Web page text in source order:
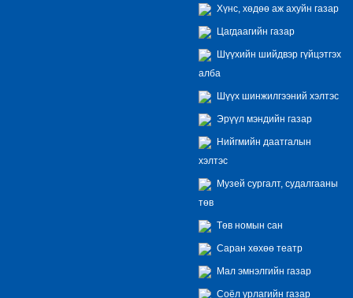
Хүнс, хөдөө аж ахуйн газар
Цагдаагийн газар
Шүүхийн шийдвэр гүйцэтгэх
алба
Шүүх шинжилгээний хэлтэс
Эрүүл мэндийн газар
Нийгмийн даатгалын
хэлтэс
Музей сургалт, судалгааны
төв
Төв номын сан
Саран хөхөө театр
Мал эмнэлгийн газар
Соёл урлагийн газар